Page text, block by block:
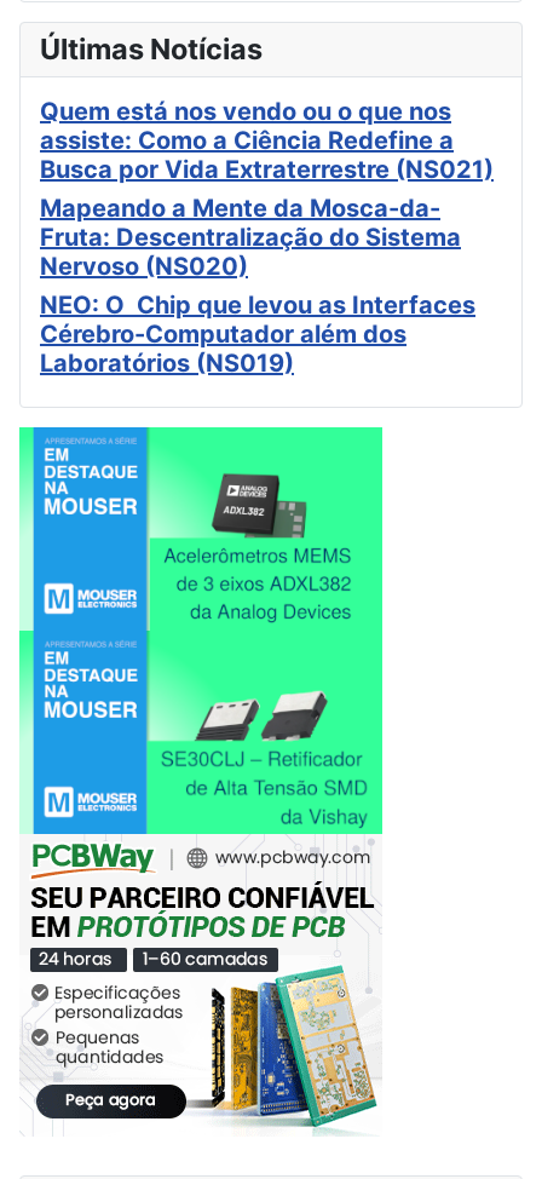
Últimas Notícias
Quem está nos vendo ou o que nos
assiste: Como a Ciência Redefine a
Busca por Vida Extraterrestre (NS021)
Mapeando a Mente da Mosca-da-
Fruta: Descentralização do Sistema
Nervoso (NS020)
NEO: O Chip que levou as Interfaces
Cérebro-Computador além dos
Laboratórios (NS019)